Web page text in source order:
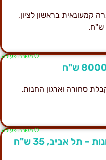
בראשון לציון,
Ο משרה פעילה
סחורה וארגון החנות.
Ο משרה פעילה
מוכר/ת, אחמ"ש/ית, סגן/ית חנות – תל אביב, 35 ש"ח